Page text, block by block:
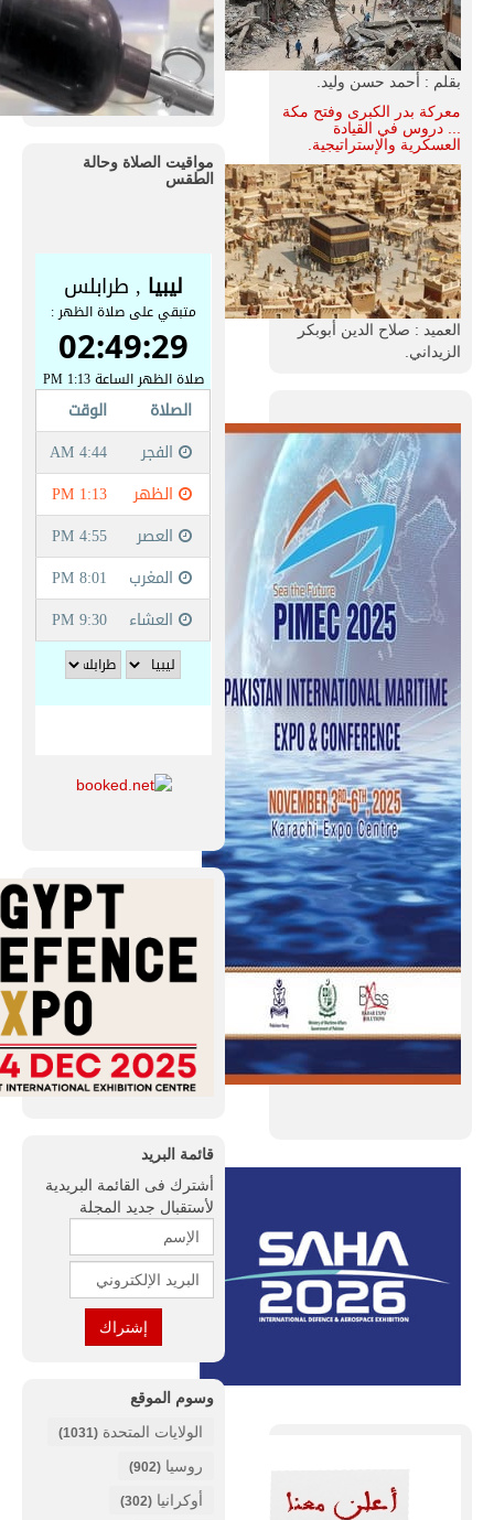
بقلم : أحمد حسن وليد.
معركة بدر الكبرى وفتح مكة
... دروس في القيادة
العسكرية والإستراتيجية.
العميد : صلاح الدين أبوبكر
الزيداني.
مواقيت الصلاة وحالة
الطقس
قائمة البريد
أشترك فى القائمة البريدية
لأستقبال جديد المجلة
وسوم الموقع
الولايات المتحدة (1031)
روسيا (902)
أوكرانيا (302)